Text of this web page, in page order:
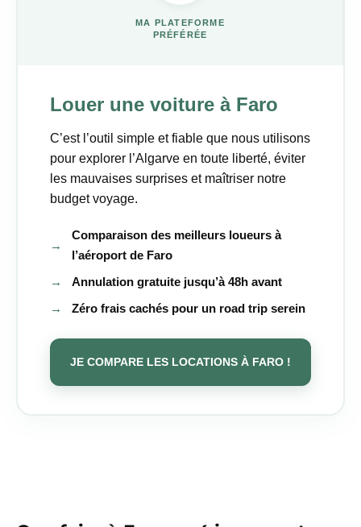
MA PLATEFORME
PRÉFÉRÉE
Louer une voiture à Faro
C’est l’outil simple et fiable que nous utilisons
pour explorer l’Algarve en toute liberté, éviter
les mauvaises surprises et maîtriser notre
budget voyage.
→
Comparaison des meilleurs loueurs à
l’aéroport de Faro
→
Annulation gratuite jusqu’à 48h avant
→
Zéro frais cachés pour un road trip serein
JE COMPARE LES LOCATIONS À FARO !